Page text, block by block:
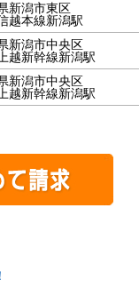
新潟市東区
越本線新潟駅
新潟市中央区
越新幹線新潟駅
新潟市中央区
越新幹線新潟駅